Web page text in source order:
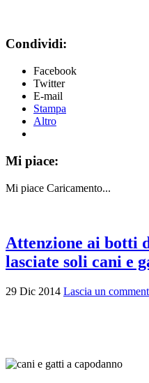
Condividi:
Facebook
Twitter
E-mail
Stampa
Altro
Mi piace:
Mi piace Caricamento...
Attenzione ai botti
lasciate soli cani e
29 Dic 2014 Lascia un